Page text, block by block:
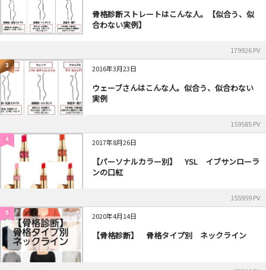
骨格診断ストレートはこんな人。【似合う、似
合わない実例】
179926 PV
3 2016年3月23日
ウェーブさんはこんな人。似合う、似合わない
実例
159585 PV
4 2017年8月26日
【パーソナルカラー別】 YSL イブサンローラ
ンの口紅
155959 PV
5 2020年4月14日
【骨格診断】 骨格タイプ別 ネックライン